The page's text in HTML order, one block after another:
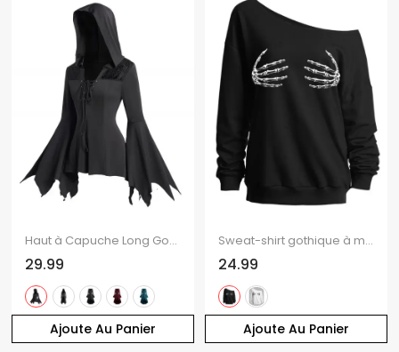
Ajoute Au Panier
Haut à Capuche Long Gothique en Couleur Unie Panneau en Dentelle à Manches Evasées à Lacets
29.99
Ajoute Au Panier
Sweat-shirt gothique à manches longues et col incliné avec imprimé main de squelette
24.99